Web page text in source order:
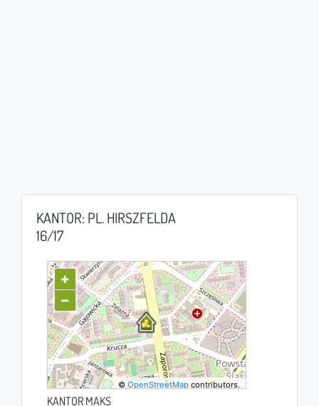
KANTOR: PL. HIRSZFELDA
16/17
+
−
©OpenStreetMap contributors.
KANTOR MAKS